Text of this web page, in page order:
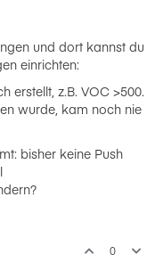
und dort kannst du
einrichten:
erstellt, z.B. VOC >500.
wurde, kam noch nie
bisher keine Push
0